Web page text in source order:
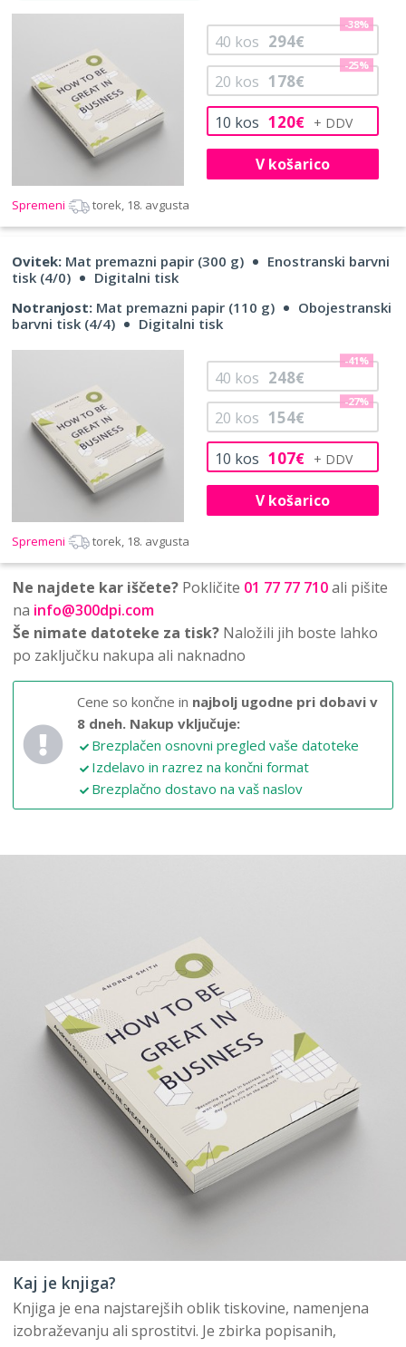
10 kos 120€
20 kos 178€
-25%
40 kos 294€
-38%
V košarico
Spremeni torek, 18. avgusta
Ovitek: Mat premazni papir (300 g)
Enostranski barvni
tisk (4/0)
Digitalni tisk
Notranjost: Mat premazni papir (110 g)
Obojestranski
barvni tisk (4/4)
Digitalni tisk
10 kos 107€
20 kos 154€
-27%
40 kos 248€
-41%
V košarico
Spremeni torek, 18. avgusta
Ne najdete kar iščete? Pokličite 01 77 77 710ali pišite
na info@300dpi.com
Še nimate datoteke za tisk? Naložili jih boste lahko
po zaključku nakupa ali naknadno
Cene so končne in najbolj ugodne pri dobavi v
8 dneh. Nakup vključuje:
Brezplačen osnovni pregled vaše datoteke
Izdelavo in razrez na končni format
Brezplačno dostavo na vaš naslov
Kaj je knjiga?
Knjiga je ena najstarejših oblik tiskovine, namenjena
izobraževanju ali sprostitvi. Je zbirka popisanih,